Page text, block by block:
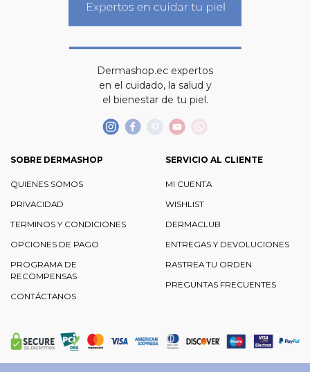
Dermashop.ec expertos
en el cuidado, la salud y
el bienestar de tu piel.
SOBRE DERMASHOP
QUIENES SOMOS
PRIVACIDAD
TERMINOS Y CONDICIONES
OPCIONES DE PAGO
PROGRAMA DE
RECOMPENSAS
CONTÁCTANOS
SERVICIO AL CLIENTE
MI CUENTA
WISHLIST
DERMACLUB
ENTREGAS Y DEVOLUCIONES
RASTREA TU ORDEN
PREGUNTAS FRECUENTES